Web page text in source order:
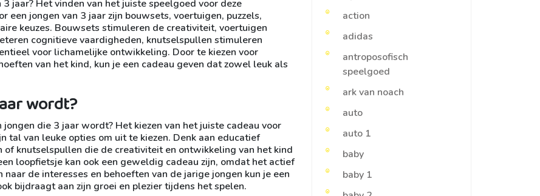
jaar? Het vinden van het juiste speelgoed voor deze
een jongen van 3 jaar zijn bouwsets, voertuigen, puzzels,
keuzes. Bouwsets stimuleren de creativiteit, voertuigen
cognitieve vaardigheden, knutselspullen stimuleren
voor lichamelijke ontwikkeling. Door te kiezen voor
van het kind, kun je een cadeau geven dat zowel leuk als
wordt?
die 3 jaar wordt? Het kiezen van het juiste cadeau voor
tal van leuke opties om uit te kiezen. Denk aan educatief
of knutselspullen die de creativiteit en ontwikkeling van het kind
loopfietsje kan ook een geweldig cadeau zijn, omdat het actief
de interesses en behoeften van de jarige jongen kun je een
bijdraagt aan zijn groei en plezier tijdens het spelen.
action
adidas
antroposofisch
speelgoed
ark van noach
auto
auto 1
baby
baby 1